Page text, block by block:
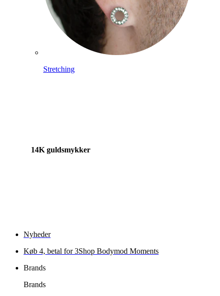
Stretching
14K guldsmykker
Nyheder
Køb 4, betal for 3Shop Bodymod Moments
Brands
Brands